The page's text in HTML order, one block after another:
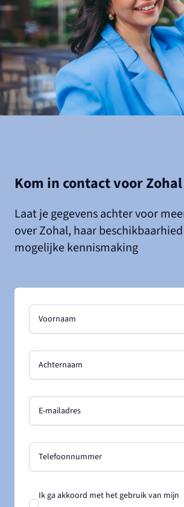
Kom in contact voor Zohal
Laat je gegevens achter voor
over Zohal, haar
mogelijke kennismaking
Voornaam
Achternaam
E-mailadres
Telefoonnummer
Ik ga akkoord met het gebruik van mijn